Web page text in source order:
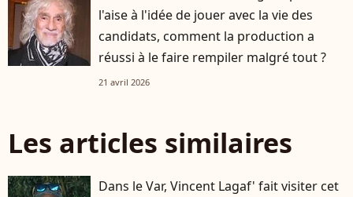
l'aise à l'idée de jouer avec la vie des
candidats, comment la production a
réussi à le faire rempiler malgré tout ?
21 avril 2026
Les articles similaires
Dans le Var, Vincent Lagaf' fait visiter cet